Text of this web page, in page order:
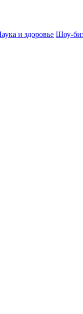
и здоровье Шоу-